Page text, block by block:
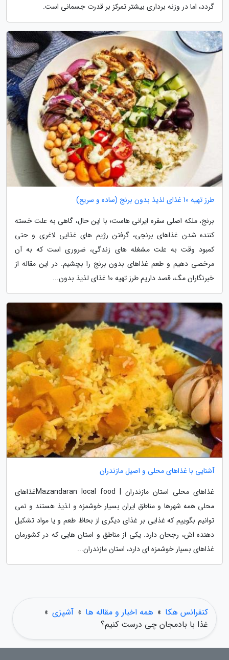
گردد، اما در وزنه برداری بیشتر تمرکز بر قدرت جسمانی است.
طرز تهیه 10 غذای لذیذ بدون برنج (ساده و سریع)
برنج، ملکه اصلی سفره ایرانی هاست؛ با این حال، گاهی به علت خسته
کننده شدن غذاهای برنجی، گرفتن رژیم های غذایی لاغری و حتی
کمبود وقت به علت مشغله های زندگی، ضروری است که به آن
مرخصی دهیم و طعم غذاهای بدون برنج را بچشیم. در این مقاله از
خبرنگاران مگ، قصد داریم طرز تهیه 10 غذای لذیذ بدون...
آشنایی با غذاهای محلی و اصیل مازندران
غذاهای محلی استان مازندران | Mazandaran local foodغذاهای
محلی همه شهرها و مناطق ایران بسیار خوشمزه و لذیذ هستند و نمی
توانیم بگوییم که غذایی بر غذای دیگری از بحاظ طعم و یا مواد تشکیل
دهنده اش، رجحان دارد. یکی از مناطق و استان هایی که در کشورمان
غذاهای بسیار خوشمزه ای دارد، استان مازندران...
کنفرانس هکا » همه اخبار و مقاله ها » آشپزی »
غذا با بادمجان چی درست کنیم؟